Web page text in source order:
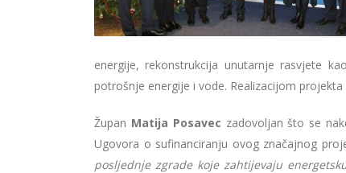
energije, rekonstrukcija unutarnje rasvjete
potrošnje energije i vode. Realizacijom projekta
Župan Matija Posavec zadovoljan što se
Ugovora o sufinanciranju ovog značajnog
posljednje zgrade koje zahtijevaju